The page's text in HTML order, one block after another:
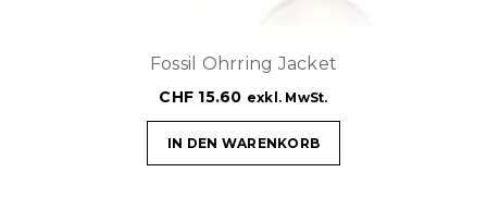
Fossil Ohrring Jacket
CHF 15.60 exkl. MwSt.
IN DEN WARENKORB